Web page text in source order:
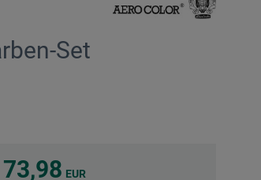
Set
73,98 EUR